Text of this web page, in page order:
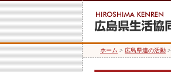
ホーム > 広島県連の活動 >